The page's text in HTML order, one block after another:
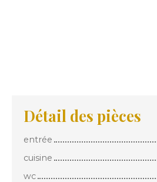
Détail des pièces
entrée
cuisine
wc